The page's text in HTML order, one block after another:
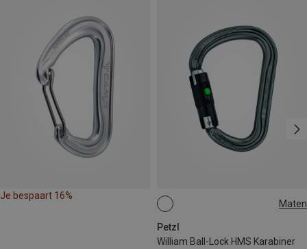
Je bespaart 16%
Maten
Petzl
William Ball-Lock HMS Karabiner
BALL-LOCK